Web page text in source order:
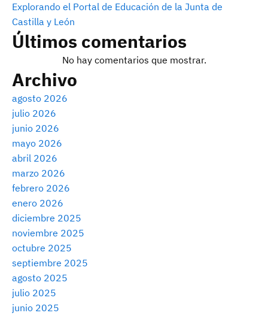
Explorando el Portal de Educación de la Junta de
Castilla y León
Últimos comentarios
No hay comentarios que mostrar.
Archivo
agosto 2026
julio 2026
junio 2026
mayo 2026
abril 2026
marzo 2026
febrero 2026
enero 2026
diciembre 2025
noviembre 2025
octubre 2025
septiembre 2025
agosto 2025
julio 2025
junio 2025